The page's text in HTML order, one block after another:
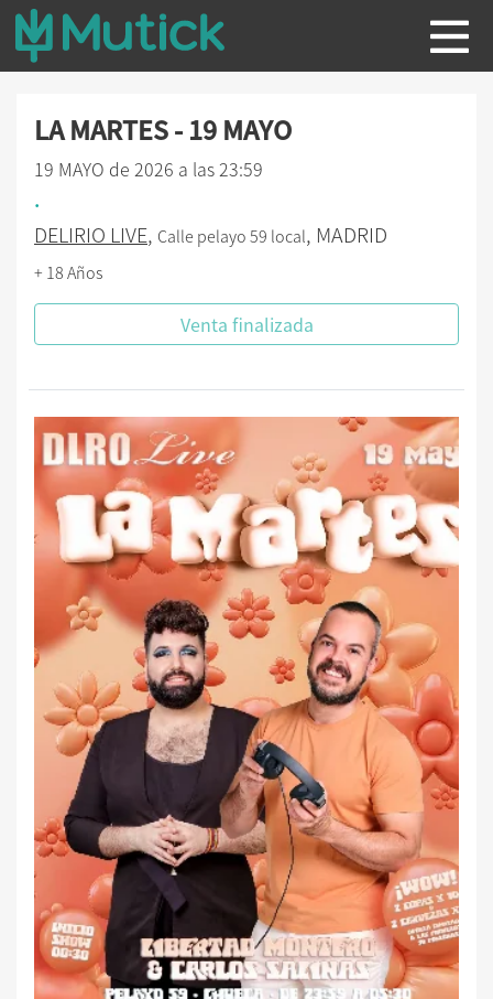
LA MARTES - 19 MAYO
19 MAYO de 2026 a las 23:59
.
DELIRIO LIVE, Calle pelayo 59 local, MADRID
+ 18 Años
Venta finalizada